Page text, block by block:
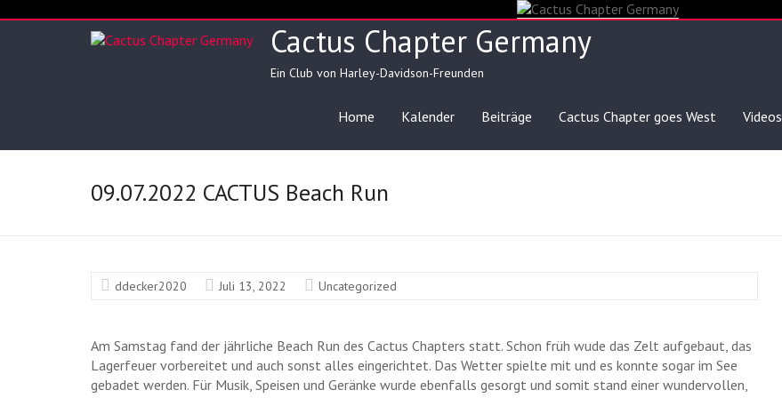
to
Cactus Chapter Germany
Ein Club von Harley-Davidson-Freunden
Home Kalender Beiträge Cactus Chapter goes West Videos
09.07.2022 CACTUS Beach Run
ddecker2020 Juli 13, 2022 Uncategorized
Am Samstag fand der jährliche Beach Run des Cactus Chapters statt. Schon früh wude das Zelt aufgebaut, das
Lagerfeuer vorbereitet und auch sonst alles eingerichtet. Das Wetter spielte mit und es konnte sogar im See
gebadet werden. Für Musik, Speisen und Geränke wurde ebenfalls gesorgt und somit stand einer wundervollen,